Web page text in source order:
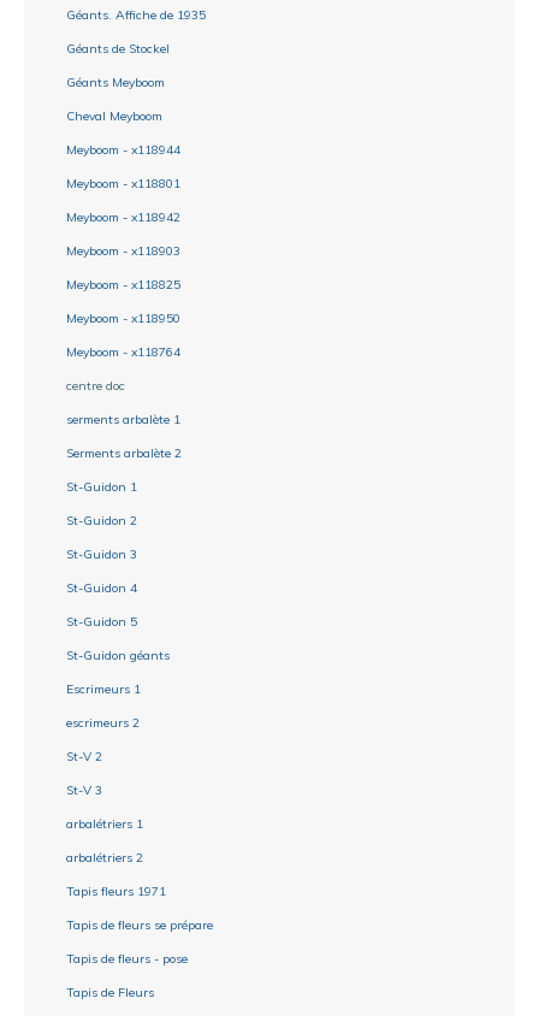
Géants. Affiche de 1935
Géants de Stockel
Géants Meyboom
Cheval Meyboom
Meyboom - x118944
Meyboom - x118801
Meyboom - x118942
Meyboom - x118903
Meyboom - x118825
Meyboom - x118950
Meyboom - x118764
centre doc
serments arbalète 1
Serments arbalète 2
St-Guidon 1
St-Guidon 2
St-Guidon 3
St-Guidon 4
St-Guidon 5
St-Guidon géants
Escrimeurs 1
escrimeurs 2
St-V 2
St-V 3
arbalétriers 1
arbalétriers 2
Tapis fleurs 1971
Tapis de fleurs se prépare
Tapis de fleurs - pose
Tapis de Fleurs